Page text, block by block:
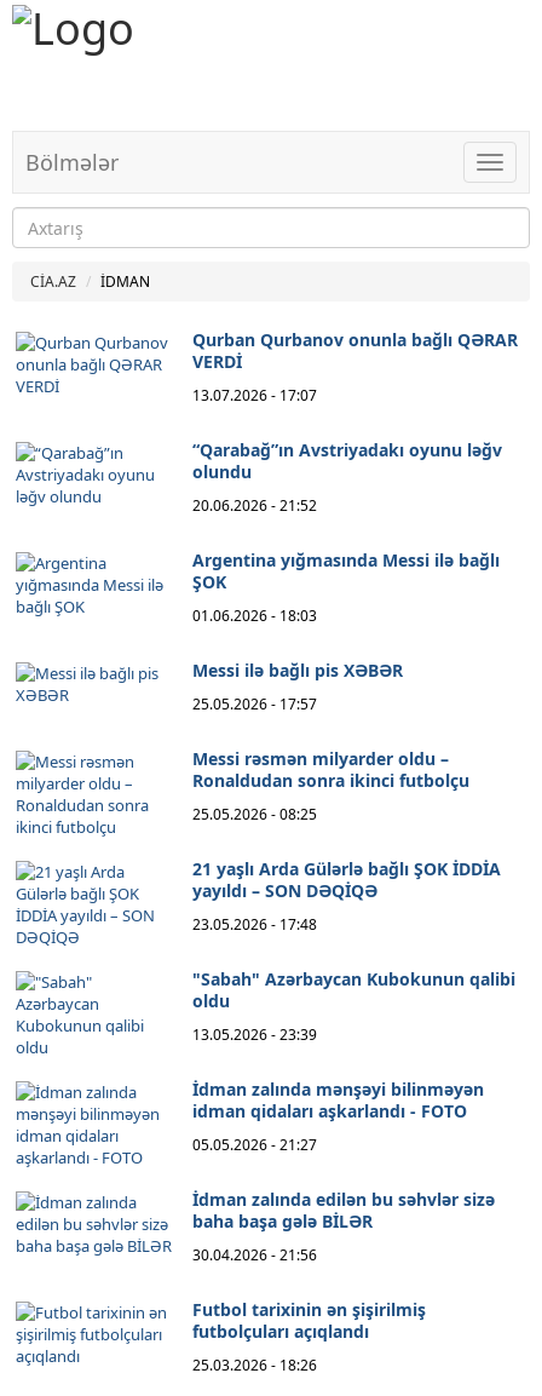
Bölmələr
CİA.AZ İDMAN
Qurban Qurbanov onunla bağlı QƏRAR
VERDİ
13.07.2026 - 17:07
“Qarabağ”ın Avstriyadakı oyunu ləğv
olundu
20.06.2026 - 21:52
Argentina yığmasında Messi ilə bağlı
ŞOK
01.06.2026 - 18:03
Messi ilə bağlı pis XƏBƏR
25.05.2026 - 17:57
Messi rəsmən milyarder oldu –
Ronaldudan sonra ikinci futbolçu
25.05.2026 - 08:25
21 yaşlı Arda Gülərlə bağlı ŞOK İDDİA
yayıldı – SON DƏQİQƏ
23.05.2026 - 17:48
"Sabah" Azərbaycan Kubokunun qalibi
oldu
13.05.2026 - 23:39
İdman zalında mənşəyi bilinməyən
idman qidaları aşkarlandı - FOTO
05.05.2026 - 21:27
İdman zalında edilən bu səhvlər sizə
baha başa gələ BİLƏR
30.04.2026 - 21:56
Futbol tarixinin ən şişirilmiş
futbolçuları açıqlandı
25.03.2026 - 18:26